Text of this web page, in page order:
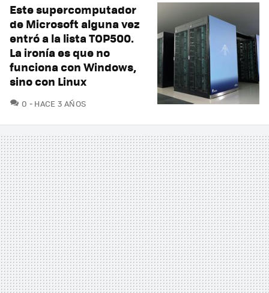
Este supercomputador
de Microsoft alguna vez
entró a la lista TOP500.
La ironía es que no
funciona con Windows,
sino con Linux
0 COMENTARIOS
HACE 3 AÑOS